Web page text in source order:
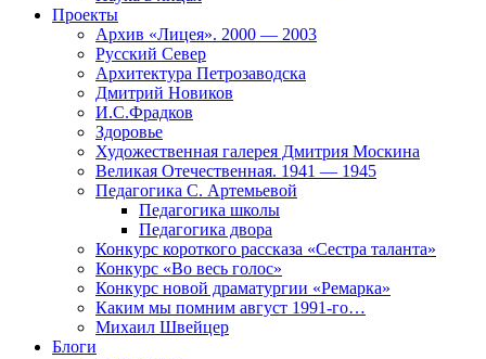
Проекты
Архив «Лицея». 2000 — 2003
Русский Север
Архитектура Петрозаводска
Дмитрий Новиков
И.С.Фрадков
Здоровье
Художественная галерея Дмитрия Москина
Великая Отечественная. 1941 — 1945
Педагогика С. Артемьевой
Педагогика школы
Педагогика двора
Конкурс короткого рассказа «Сестра таланта»
Конкурс «Во весь голос»
Конкурс новой драматургии «Ремарка»
Каким мы помним август 1991-го…
Михаил Швейцер
Блоги